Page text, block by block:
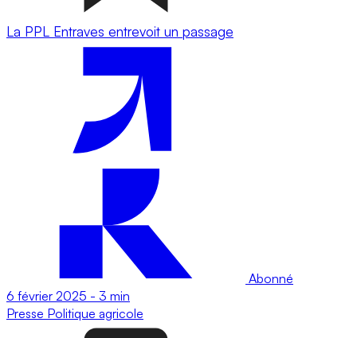
La PPL Entraves entrevoit un passage
Abonné
6 février 2025 - 3 min
Presse Politique agricole